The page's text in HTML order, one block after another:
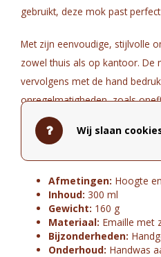
gebruikt, deze mok past
Met zijn eenvoudige, stijlvolle
zowel thuis als op kantoor. De
vervolgens met de hand
onregelmatigheden, zoals
kenmerken van het
Afmetingen: Hoogte
Inhoud: 300 ml
Gewicht: 160 g
Materiaal: Emaille met
Bijzonderheden:
Onderhoud: Handwas
Wij slaan